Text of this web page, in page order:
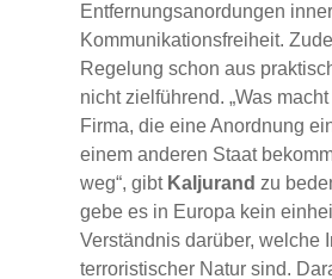
Entfernungsanordungen
Kommunikationsfreiheit.
Regelung schon aus
nicht zielführend. „Was
Firma, die eine Anordnung
einem anderen Staat
weg“, gibt Kaljurand zu
gebe es in Europa kein
Verständnis darüber, welche
terroristischer Natur sind.